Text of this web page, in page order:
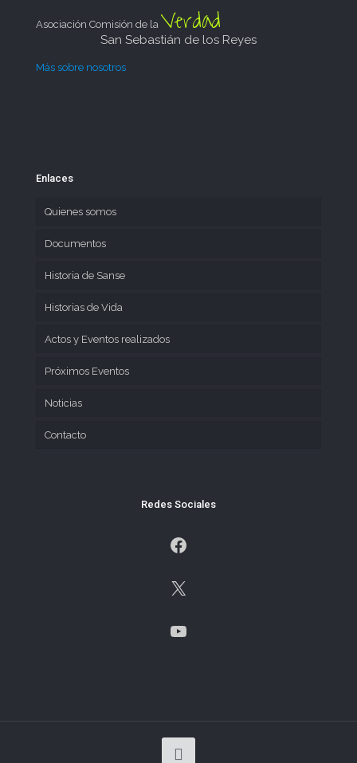
Asociación Comisión de la Verdad
San Sebastián de los Reyes
Más sobre nosotros
Enlaces
Quienes somos
Documentos
Historia de Sanse
Historias de Vida
Actos y Eventos realizados
Próximos Eventos
Noticias
Contacto
Redes Sociales
Facebook
X
YouTube